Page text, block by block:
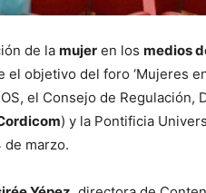
de la mujer en los medios
objetivo del foro ‘Mujeres
el Consejo de Regulación,
) y la Pontificia
marzo.